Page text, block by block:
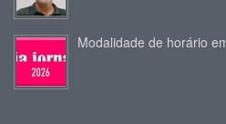
Modalidade de horário